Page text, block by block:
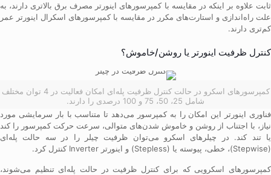
ثابت علاوه بر اینکه در مقایسه با کمپرسورهای اینورتر مصرف برق بالاتری دارند، به
علت راه‌اندازی و استارت‌های مکرر در مقایسه با کمپرسورهای اسکرال اینورتر عمر
کم‌تری دارند.
کنترل ظرفیت اینورتر یا روشن/خاموش؟
کمپرسورهای اسکرو در حالت کنترل ظرفیت پله‌ای امکان فعالیت در 4 توان مختلف
شامل 25، 50، 75 و 100 درصدی را دارند.
فناوری اینورتر این امکان را به کمپرسور می‌دهد تا متناسب با بار سرمایشی مورد
نیاز، با اجتناب از روشن و خاموش شدن‌های متوالی، سرعت حرکت کمپرسور را کند
یا تند کند. در چیلرهای اسکرو می‌توان ظرفیت چیلر را در سه حالت پله‌ای
(Stepwise)، خطی، پیوسته یا (Stepless) و اینورتر Inverter کنترل کرد.
کمپرسورهای اسکرویی که برای کنترل ظرفیت در حالت پله‌ای تنظیم می‌شوند،